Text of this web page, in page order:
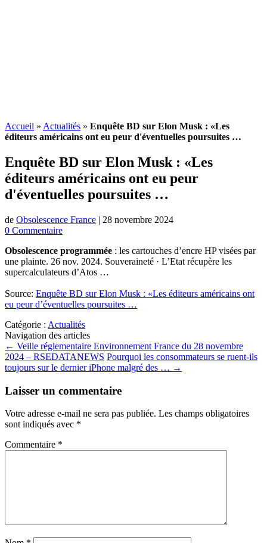
Accueil » Actualités » Enquête BD sur Elon Musk : «Les
éditeurs américains ont eu peur d'éventuelles poursuites …
Enquête BD sur Elon Musk : «Les
éditeurs américains ont eu peur
d'éventuelles poursuites …
de Obsolescence France | 28 novembre 2024
0 Commentaire
Obsolescence programmée : les cartouches d’encre HP visées par
une plainte. 26 nov. 2024. Souveraineté · L’Etat récupère les
supercalculateurs d’Atos …
Source: Enquête BD sur Elon Musk : «Les éditeurs américains ont
eu peur d’éventuelles poursuites …
Catégorie : Actualités
Navigation des articles
← Veille réglementaire Environnement France du 28 novembre
2024 – RSEDATANEWS Pourquoi les consommateurs se ruent-ils
toujours sur le dernier iPhone malgré des … →
Laisser un commentaire
Votre adresse e-mail ne sera pas publiée. Les champs obligatoires
sont indiqués avec *
Commentaire *